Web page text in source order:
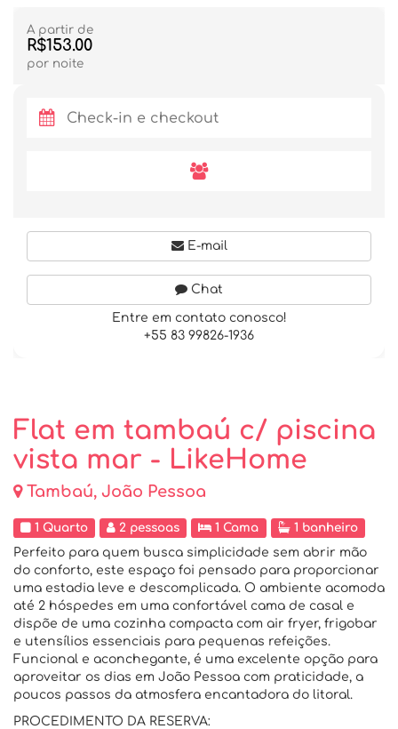
Flat em tambaú c/ piscina
vista mar - LikeHome
Tambaú, João Pessoa
1 Quarto 2 pessoas 1 Cama
1 banheiro
Perfeito para quem busca simplicidade sem abrir mão
do conforto, este espaço foi pensado para proporcionar
uma estadia leve e descomplicada. O ambiente acomoda
até 2 hóspedes em uma confortável cama de casal e
dispõe de uma cozinha compacta com air fryer, frigobar
e utensílios essenciais para pequenas refeições.
Funcional e aconchegante, é uma excelente opção para
aproveitar os dias em João Pessoa com praticidade, a
poucos passos da atmosfera encantadora do litoral.
PROCEDIMENTO DA RESERVA:
A partir de
R$153.00
por noite
E-mail
Chat
Entre em contato conosco!
+55 83 99826-1936